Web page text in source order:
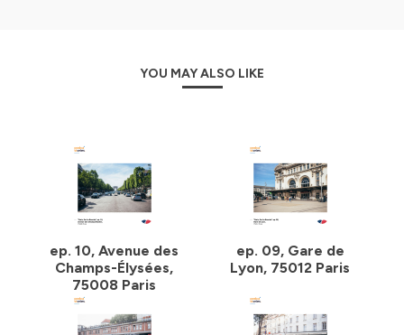
YOU MAY ALSO LIKE
ep. 10, Avenue des
Champs-Élysées,
75008 Paris
ep. 09, Gare de
Lyon, 75012 Paris